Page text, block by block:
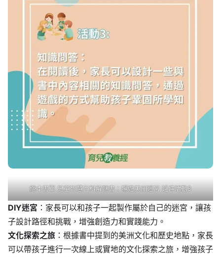
繪本書單 兒童智慧百科解謎書：暢遊美洲迷宮 延伸活動3
DIY迷宮 ：家長可以和孩子一起製作屬於自己的迷宮，讓孩
子設計路徑和挑戰，增強創造力和實踐能力。
文化探索之旅 ：根據書中提到的美洲文化和歷史地點，家長
可以帶孩子進行一次線上或實地的文化探索之旅，增強孩子